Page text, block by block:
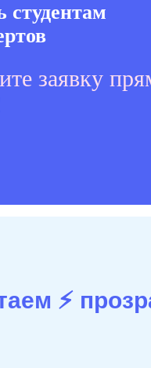
заявку
⚡